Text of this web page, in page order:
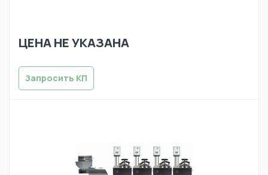
ЦЕНА НЕ УКАЗАНА
Запросить КП